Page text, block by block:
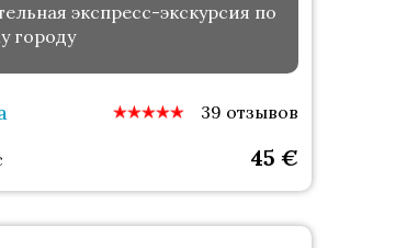
экспресс-экскурсия по
городу
39 отзывов
45 €